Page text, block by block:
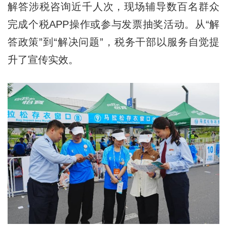
解答涉税咨询近千人次，现场辅导数百名群众
完成个税APP操作或参与发票抽奖活动。从“解
答政策”到“解决问题”，税务干部以服务自觉提
升了宣传实效。